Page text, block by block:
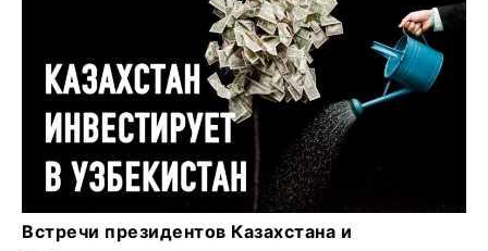
Встречи президентов Казахстана и